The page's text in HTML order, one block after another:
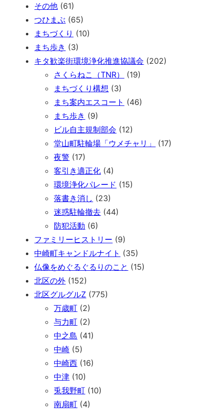
その他 (61)
つひまぶ (65)
まちづくり (10)
まち歩き (3)
キタ歓楽街環境浄化推進協議会 (202)
さくらねこ（TNR）
(19)
まちづくり構想 (3)
まち案内エスコート (46)
まち歩き (9)
ビル自主規制部会 (12)
堂山町駐輪場「ウメチャリ」
(17)
夜警 (17)
客引き適正化 (4)
環境浄化パレード (15)
落書き消し (23)
迷惑駐輪撤去 (44)
防犯活動 (6)
ファミリーヒストリー (9)
中崎町キャンドルナイト (35)
仏像をめぐるぐるりのこと (15)
北区の外 (152)
北区グルグルZ (775)
万歳町 (2)
与力町 (2)
中之島 (41)
中崎 (5)
中崎西 (16)
中津 (10)
兎我野町 (10)
南扇町 (4)